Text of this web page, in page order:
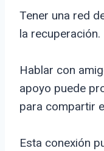
Tener una red
la recuperación.
Hablar con
apoyo puede
para compartir
Esta conexión